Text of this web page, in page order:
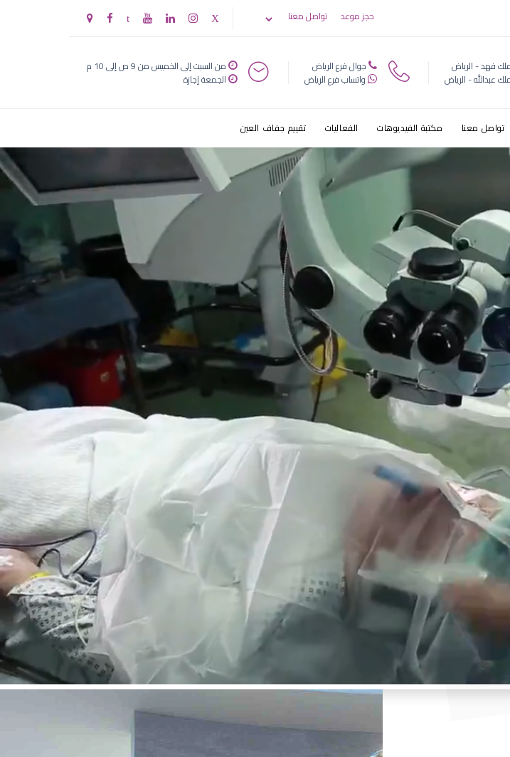
وضعف النظر
حجز موعد تواصل معنا
جوال فرع الرياض
واتساب فرع الرياض
من السبت إلى الخميس من 9 ص إلى 10 م
الجمعة إجازة
تواصل معنا مكتبة الفيديوهات الفعاليات تقييم جفاف العين